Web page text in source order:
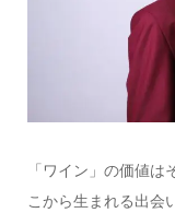
「ワイン」の価値
こから生まれる出会